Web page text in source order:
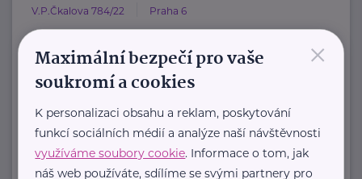
V.P.Čkalova 784/22 Praha 6
nezisková organizace, která již více
než 20 let podporuje ...
https://www.hostcz.org/
+420 776 556 829
produkce@hostcz.org
×
Maximální bezpečí pro vaše
soukromí a cookies
K personalizaci obsahu a reklam, poskytování
funkcí sociálních médií a analýze naší návštěvnosti
využíváme soubory cookie. Informace o tom, jak
náš web používáte, sdílíme se svými partnery pro